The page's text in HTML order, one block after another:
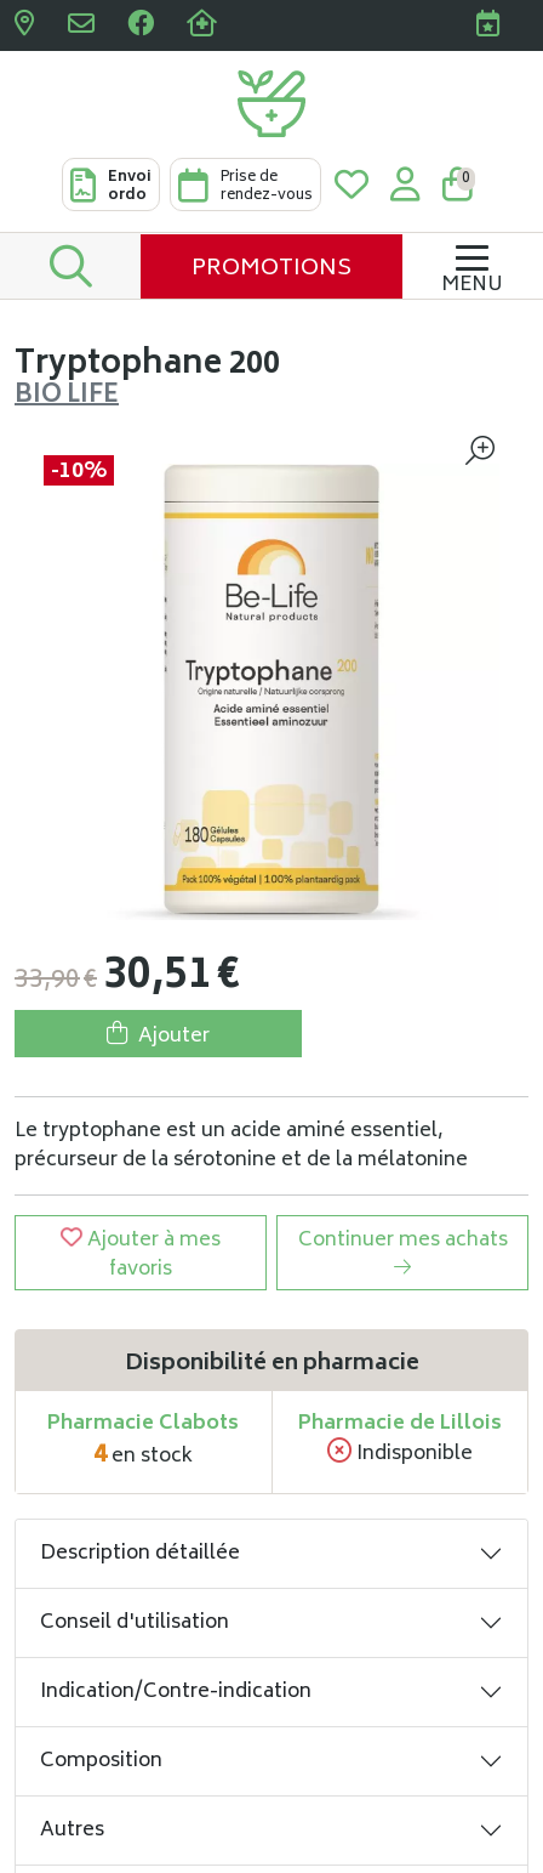
Pharmacies Clabots &
Envoi
ordo
Prise de
rendez-vous
0
PROMOTIONS MENU
Tryptophane 200
BIO LIFE
-10%
33,90€30,51€
Ajouter
Le tryptophane est un acide aminé essentiel,
précurseur de la sérotonine et de la mélatonine
Ajouter à mes
favoris
Continuer mes achats
Disponibilité en pharmacie
Pharmacie Clabots
4en stock
Pharmacie de Lillois
Indisponible
Description détaillée
Conseil d'utilisation
Indication/Contre-indication
Composition
Autres